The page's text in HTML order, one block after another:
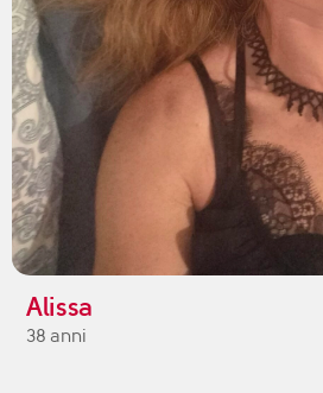
Alissa
38 anni